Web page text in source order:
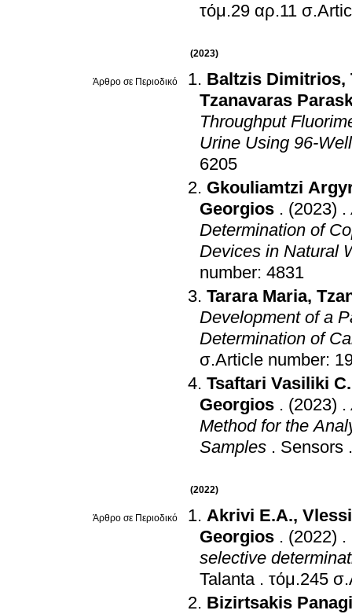
τόμ.29
(2023)
Άρθρο σε Περιοδικό Baltzis Dimitrios,
Tzanavaras
Throughput
Urine Using 96-
6205
Gkouliamtzi
Georgios . (2023) .
Determination of
Devices in Natural
number: 4831
Tarara Maria,
Development of a
Determination of
σ.Article number:
Tsaftari Vasiliki C.
Georgios . (2023) .
Method for the
Samples . Sensors
(2022)
Άρθρο σε Περιοδικό Akrivi E.A.,
Georgios . (2022) .
selective
Talanta .
Bizirtsakis